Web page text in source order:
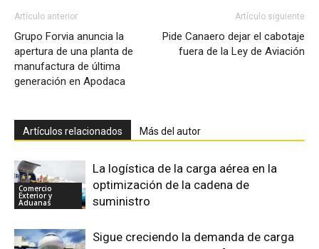
Artículo anterior
Grupo Forvia anuncia la
apertura de una planta de
manufactura de última
generación en Apodaca
Artículo siguiente
Pide Canaero dejar el cabotaje
fuera de la Ley de Aviación
Artículos relacionados Más del autor
Comercio
Exterior y
Aduanas
La logística de la carga aérea en la
optimización de la cadena de
suministro
Sigue creciendo la demanda de carga